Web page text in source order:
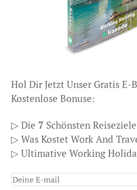
Hol Dir Jetzt Unser Gratis E-
Kostenlose Bonuse:
▷ Die 7 Schönsten
▷ Was Kostet Work And
▷ Ultimative Working